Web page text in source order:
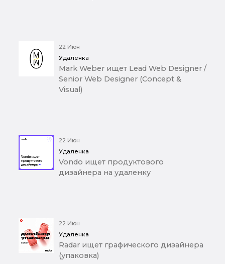
22 Июн
Удаленка
Mark Weber ищет Lead Web Designer /
Senior Web Designer (Concept &
Visual)
22 Июн
Удаленка
Vondo ищет продуктового
дизайнера на удаленку
22 Июн
Удаленка
Radar ищет графического дизайнера
(упаковка)